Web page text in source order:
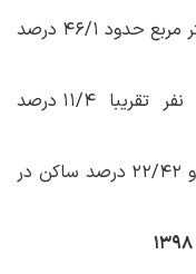
وسعت استان معادل ۴/۲۳۷۵۶ کیلومتر مربع حدود ۴۶/۱ درصد
جمعیت استان بالغ بر ۳۲۸۳۵۸۲ نفر تقریبا ۱۱/۴ درصد
۷۸/۵۷ درصد ساکن در مناطق شهری و ۲۲/۴۲ درصد ساکن در